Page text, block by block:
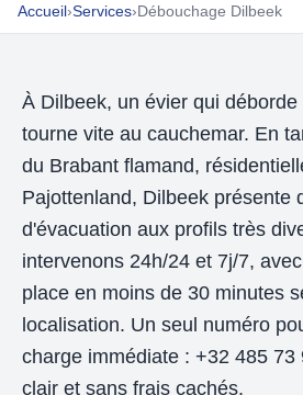
Accueil›Services›Débouchage Dilbeek
À Dilbeek, un évier qui
tourne vite au cauchemar. En
du Brabant flamand,
Pajottenland, Dilbeek présente
d'évacuation aux profils très
intervenons 24h/24 et 7j/7,
place en moins de 30 minutes
localisation. Un seul numéro
charge immédiate : +32 485 73
clair et sans frais cachés.